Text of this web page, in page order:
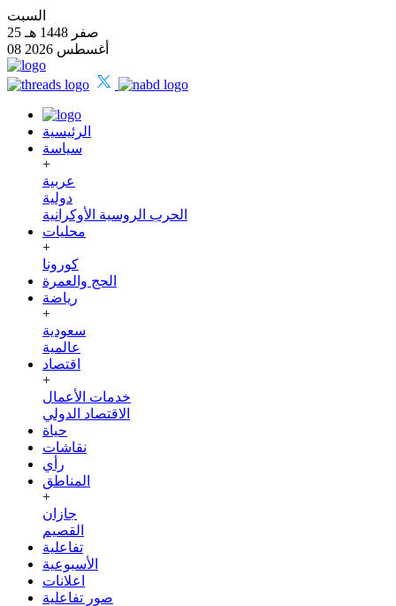
السبت
25 صفر 1448 هـ
08 أغسطس 2026
الرئيسية
سياسة
+
عربية
دولية
الحرب الروسية الأوكرانية
محليات
+
كورونا
الحج والعمرة
رياضة
+
سعودية
عالمية
اقتصاد
+
خدمات الأعمال
الاقتصاد الدولي
حياة
نقاشات
رأي
المناطق
+
جازان
القصيم
تفاعلية
الأسبوعية
اعلانات
صور تفاعلية